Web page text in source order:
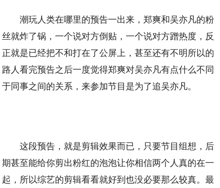
潮玩人类在哪里的预告一出来，郑爽和吴亦凡的粉
丝就炸了锅，一个说对方倒贴，一个说对方蹭热度，反
正就是已经把不和打在了公屏上，甚至还有不明所以的
路人看完预告之后一度觉得郑爽对吴亦凡有点什么不同
于同事之间的关系，来参加节目是为了追吴亦凡。
这段预告，就是剪辑效果而已，只要节目组想，后
期甚至能给你剪出粉红的泡泡让你相信两个人真的在一
起，所以综艺的剪辑看看就好到也没必要那么较真。最